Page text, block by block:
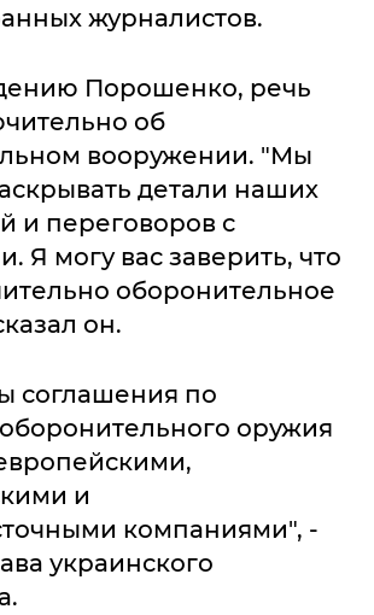
журналистов.
Порошенко, речь
об
вооружении. "Мы
детали наших
и переговоров с
Я могу вас заверить, что
оборонительное
он.
соглашения по
оружия
и
компаниями", -
украинского